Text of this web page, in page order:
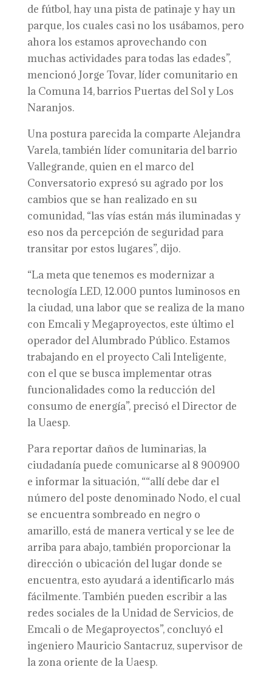
de fútbol, hay una pista de patinaje y hay un
parque, los cuales casi no los usábamos, pero
ahora los estamos aprovechando con
muchas actividades para todas las edades”,
mencionó Jorge Tovar, líder comunitario en
la Comuna 14, barrios Puertas del Sol y Los
Naranjos.
Una postura parecida la comparte Alejandra
Varela, también líder comunitaria del barrio
Vallegrande, quien en el marco del
Conversatorio expresó su agrado por los
cambios que se han realizado en su
comunidad, “las vías están más iluminadas y
eso nos da percepción de seguridad para
transitar por estos lugares”, dijo.
“La meta que tenemos es modernizar a
tecnología LED, 12.000 puntos luminosos en
la ciudad, una labor que se realiza de la mano
con Emcali y Megaproyectos, este último el
operador del Alumbrado Público. Estamos
trabajando en el proyecto Cali Inteligente,
con el que se busca implementar otras
funcionalidades como la reducción del
consumo de energía”, precisó el Director de
la Uaesp.
Para reportar daños de luminarias, la
ciudadanía puede comunicarse al 8 900900
e informar la situación, ““allí debe dar el
número del poste denominado Nodo, el cual
se encuentra sombreado en negro o
amarillo, está de manera vertical y se lee de
arriba para abajo, también proporcionar la
dirección o ubicación del lugar donde se
encuentra, esto ayudará a identificarlo más
fácilmente. También pueden escribir a las
redes sociales de la Unidad de Servicios, de
Emcali o de Megaproyectos”, concluyó el
ingeniero Mauricio Santacruz, supervisor de
la zona oriente de la Uaesp.